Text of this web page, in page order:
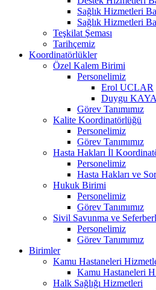
Sağlık Hizmetleri
Sağlık Hizmetleri
Teşkilat Şeması
Tarihçemiz
Koordinatörlükler
Özel Kalem Birimi
Personelimiz
Erol UCLAR
Duygu KAYA
Görev Tanımımız
Kalite Koordinatörlüğü
Personelimiz
Görev Tanımımız
Hasta Hakları İl
Personelimiz
Hasta Hakları ve
Hukuk Birimi
Personelimiz
Görev Tanımımız
Sivil Savunma ve
Personelimiz
Görev Tanımımız
Birimler
Kamu Hastaneleri
Kamu Hastaneleri
Halk Sağlığı Hizmetleri